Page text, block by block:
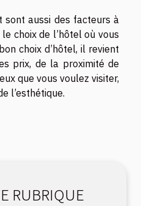
sont aussi des facteurs à
choix de l’hôtel où vous
choix d’hôtel, il revient
prix, de la proximité de
que vous voulez visiter,
l’esthétique.
RUBRIQUE